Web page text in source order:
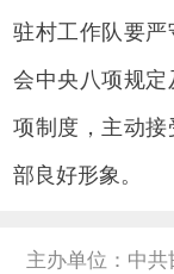
驻村工作队要
会中央八项规
项制度，主动
部良好形象。
主办单位：中